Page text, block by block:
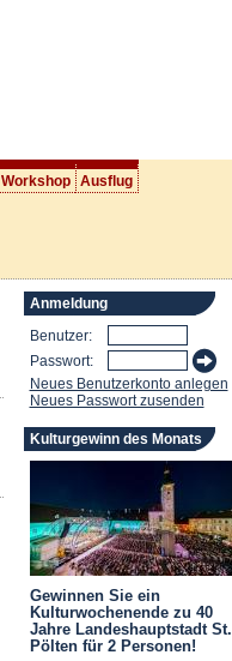
Workshop Ausflug
Anmeldung
Benutzer:
Passwort:
Neues Benutzerkonto anlegen
Neues Passwort zusenden
Kulturgewinn des Monats
Gewinnen Sie ein
Kulturwochenende zu 40
Jahre Landeshauptstadt St.
Pölten für 2 Personen!